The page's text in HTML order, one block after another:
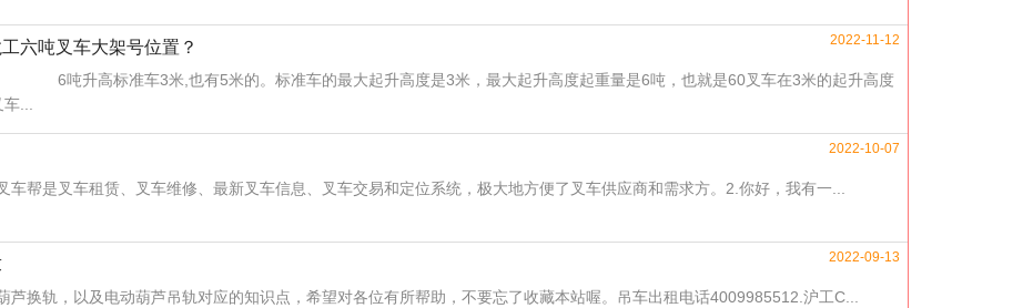
六吨叉车大架号位置？ 2022-11-12
升高标准车3米,也有5米的。标准车的最大起升高度是3米，最大起升高度起重量是6吨，也就是60叉车在3米的起升高度
车...
2022-10-07
车帮是叉车租赁、叉车维修、最新叉车信息、叉车交易和定位系统，极大地方便了叉车供应商和需求方。2.你好，我有一...
2022-09-13
芦换轨，以及电动葫芦吊轨对应的知识点，希望对各位有所帮助，不要忘了收藏本站喔。吊车出租电话4009985512.沪工C...